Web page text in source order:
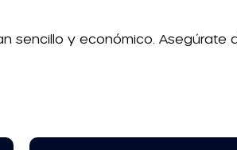
sencillo y económico. Asegúrate